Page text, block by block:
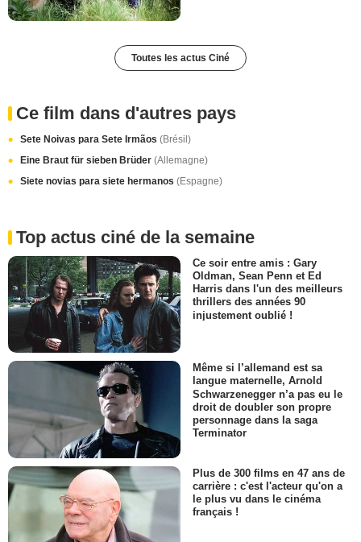
Toutes les actus Ciné
Ce film dans d'autres pays
Sete Noivas para Sete Irmãos (Brésil)
Eine Braut für sieben Brüder (Allemagne)
Siete novias para siete hermanos (Espagne)
Top actus ciné de la semaine
Ce soir entre amis : Gary
Oldman, Sean Penn et Ed
Harris dans l'un des meilleurs
thrillers des années 90
injustement oublié !
Même si l’allemand est sa
langue maternelle, Arnold
Schwarzenegger n’a pas eu le
droit de doubler son propre
personnage dans la saga
Terminator
Plus de 300 films en 47 ans de
carrière : c'est l'acteur qu'on a
le plus vu dans le cinéma
français !